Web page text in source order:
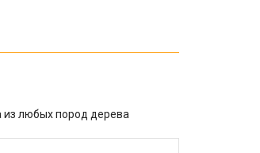
из любых пород дерева